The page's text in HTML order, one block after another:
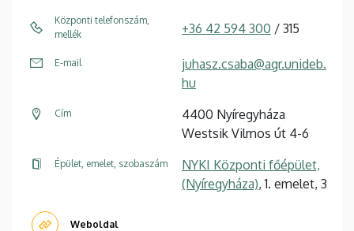
Központi telefonszám,
mellék
+36 42 594 300 / 315
E-mail
juhasz.csaba@agr.unideb.
hu
Cím
4400 Nyíregyháza
Westsik Vilmos út 4-6
Épület, emelet, szobaszám
NYKI Központi főépület,
(Nyíregyháza), 1. emelet, 3
Weboldal